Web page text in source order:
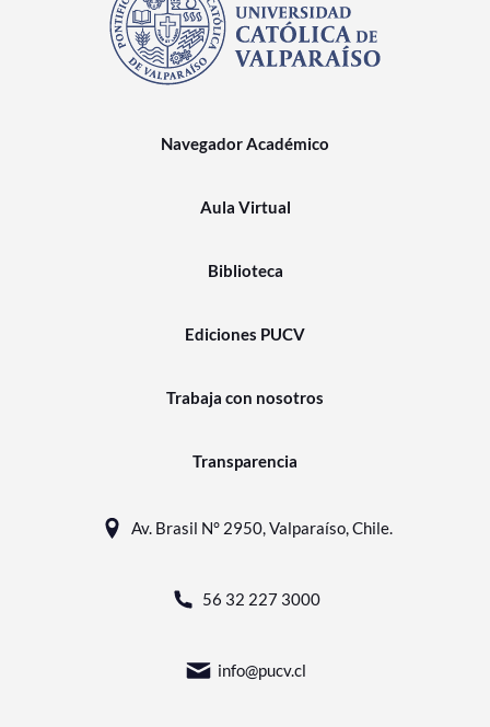
Navegador Académico
Aula Virtual
Biblioteca
Ediciones PUCV
Trabaja con nosotros
Transparencia
Av. Brasil N° 2950, Valparaíso, Chile.
56 32 227 3000
info@pucv.cl